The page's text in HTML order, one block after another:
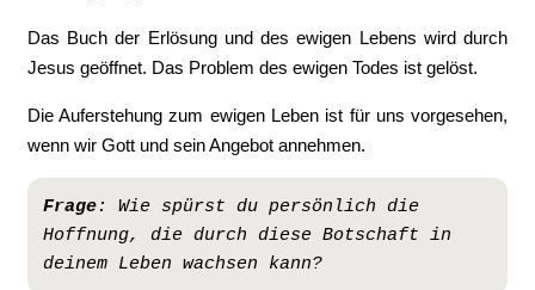
Das Buch der Erlösung und des ewigen Lebens wird durch
Jesus geöffnet. Das Problem des ewigen Todes ist gelöst.
Die Auferstehung zum ewigen Leben ist für uns vorgesehen,
wenn wir Gott und sein Angebot annehmen.
Frage:
Wie spürst du persönlich die
Hoffnung, die durch diese Botschaft in
deinem Leben wachsen kann?